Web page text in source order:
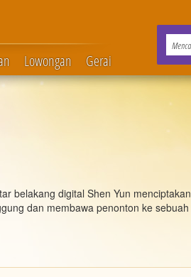
Lowongan Gerai
belakang digital Shen Yun menciptakan
dan membawa penonton ke sebuah